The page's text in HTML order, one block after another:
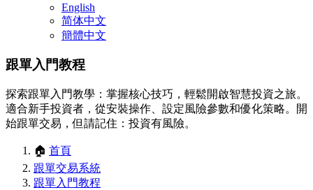
English
简体中文
簡體中文
跟單入門教程
探索跟單入門教學：掌握核心技巧，輕鬆開啟智慧投資之旅。
適合新手投資者，從安裝操作、設定風險參數和優化策略。開
始跟單交易，但請記住：投資有風險。
🏠 首頁
跟單交易系統
跟單入門教程